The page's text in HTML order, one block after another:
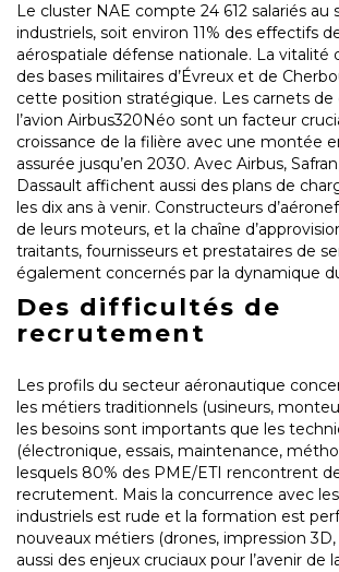
Le cluster NAE compte 24 612 salariés au
industriels, soit environ 11% des effectifs
aérospatiale défense nationale. La vitalité
des bases militaires d’Évreux et de
cette position stratégique. Les carnets
l’avion Airbus320Néo sont un facteur
croissance de la filière avec une montée
assurée jusqu’en 2030. Avec Airbus,
Dassault affichent aussi des plans de
les dix ans à venir. Constructeurs
de leurs moteurs, et la chaîne
traitants, fournisseurs et prestataires de
également concernés par la dynamique
Des difficultés de
recrutement
Les profils du secteur aéronautique
les métiers traditionnels (usineurs,
les besoins sont importants que les
(électronique, essais, maintenance,
lesquels 80% des PME/ETI rencontrent
recrutement. Mais la concurrence avec
industriels est rude et la formation est
nouveaux métiers (drones, impression
aussi des enjeux cruciaux pour l’avenir de